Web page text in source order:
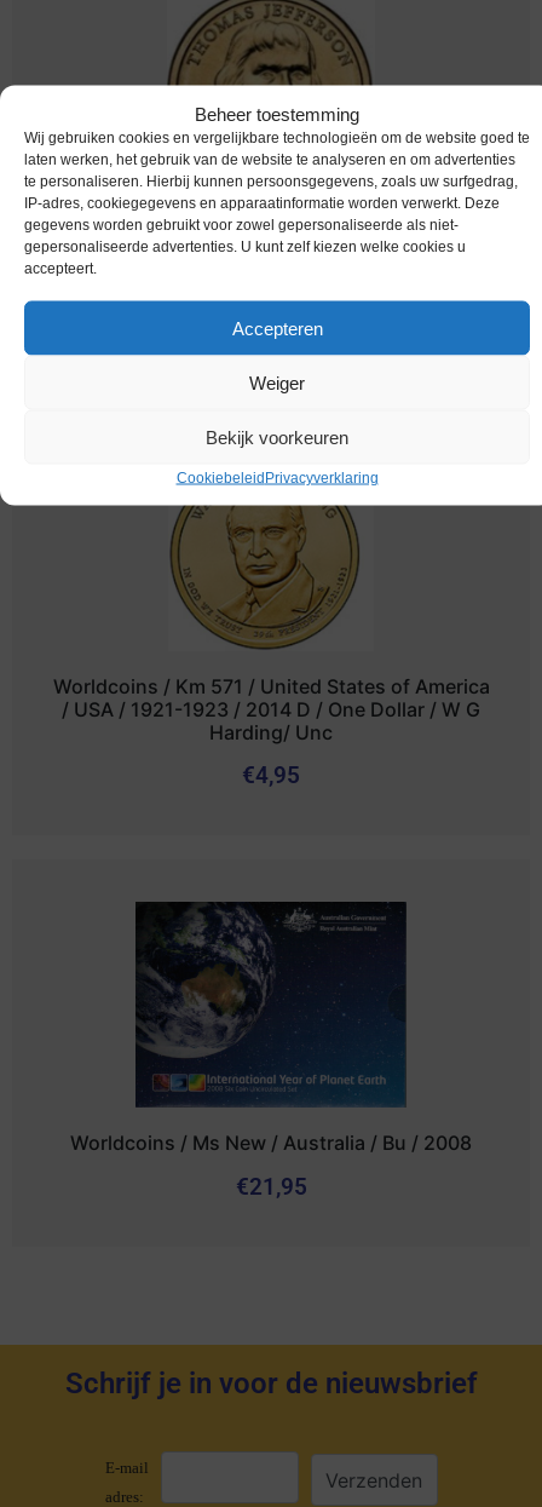
Beheer toestemming
Wij gebruiken cookies en vergelijkbare technologieën om de website goed te
laten werken, het gebruik van de website te analyseren en om advertenties
te personaliseren. Hierbij kunnen persoonsgegevens, zoals uw surfgedrag,
IP-adres, cookiegegevens en apparaatinformatie worden verwerkt. Deze
gegevens worden gebruikt voor zowel gepersonaliseerde als niet-
gepersonaliseerde advertenties. U kunt zelf kiezen welke cookies u
accepteert.
Accepteren
Weiger
Bekijk voorkeuren
CookiebeleidPrivacyverklaring
Worldcoins / Km 403 / United States of America
/ USA / 1801-1809 / 2007 D / One Dollar /
€3,49
Worldcoins / Km 571 / United States of America
/ USA / 1921-1923 / 2014 D / One Dollar / W G
Harding/ Unc
€4,95
Worldcoins / Ms New / Australia / Bu / 2008
€21,95
Schrijf je in voor de nieuwsbrief
E-mail
adres: